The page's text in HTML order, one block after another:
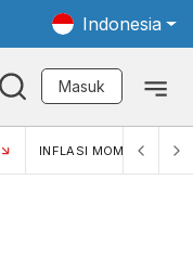
Indonesia
Masuk
INFLASI MOM (APR)